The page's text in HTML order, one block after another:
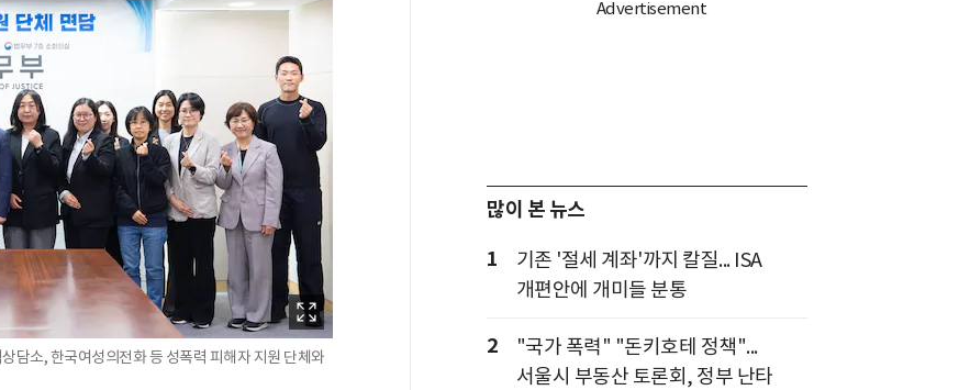
담소, 한국여성의전화 등 성폭력 피해자 지원 단체와
많이 본 뉴스
1
기존 '절세 계좌'까지 칼질... ISA
개편안에 개미들 분통
2
"국가 폭력" "돈키호테 정책"...
서울시 부동산 토론회, 정부 난타